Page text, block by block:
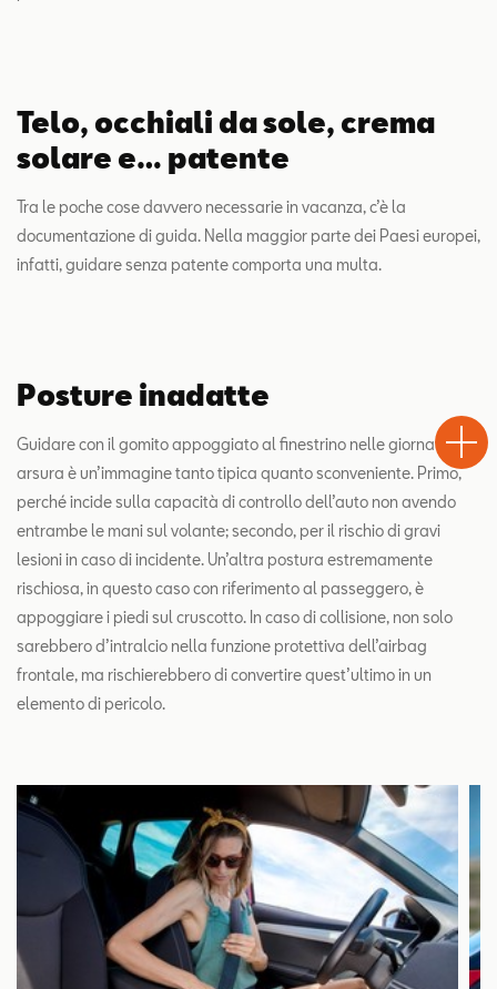
Telo, occhiali da sole, crema
solare e… patente
Tra le poche cose davvero necessarie in vacanza, c’è la
documentazione di guida. Nella maggior parte dei Paesi europei,
infatti, guidare senza patente comporta una multa.
Posture inadatte
Guidare con il gomito appoggiato al finestrino nelle giornate di
arsura è un’immagine tanto tipica quanto sconveniente. Primo,
perché incide sulla capacità di controllo dell’auto non avendo
entrambe le mani sul volante; secondo, per il rischio di gravi
lesioni in caso di incidente. Un’altra postura estremamente
rischiosa, in questo caso con riferimento al passeggero, è
appoggiare i piedi sul cruscotto. In caso di collisione, non solo
sarebbero d’intralcio nella funzione protettiva dell’airbag
frontale, ma rischierebbero di convertire quest’ultimo in un
elemento di pericolo.
Drive
Chiama